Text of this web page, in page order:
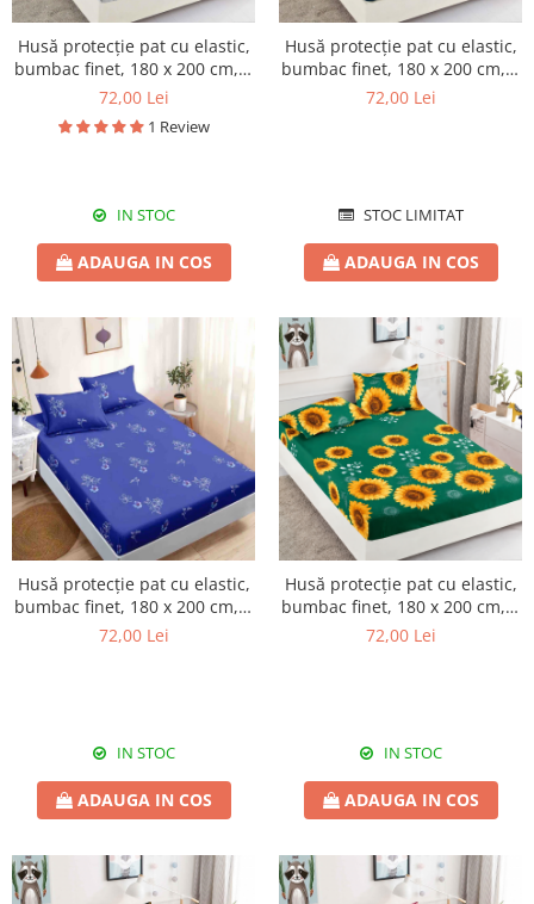
Husă protecție pat cu elastic,
bumbac finet, 180 x 200 cm, 3
piese, HPP03
72,00 Lei
1 Review
IN STOC
ADAUGA IN COS
Husă protecție pat cu elastic,
bumbac finet, 180 x 200 cm, 3
piese, HPP04
72,00 Lei
STOC LIMITAT
ADAUGA IN COS
Husă protecție pat cu elastic,
bumbac finet, 180 x 200 cm, 3
piese, HPP05
72,00 Lei
IN STOC
ADAUGA IN COS
Husă protecție pat cu elastic,
bumbac finet, 180 x 200 cm, 3
piese, HPP06
72,00 Lei
IN STOC
ADAUGA IN COS